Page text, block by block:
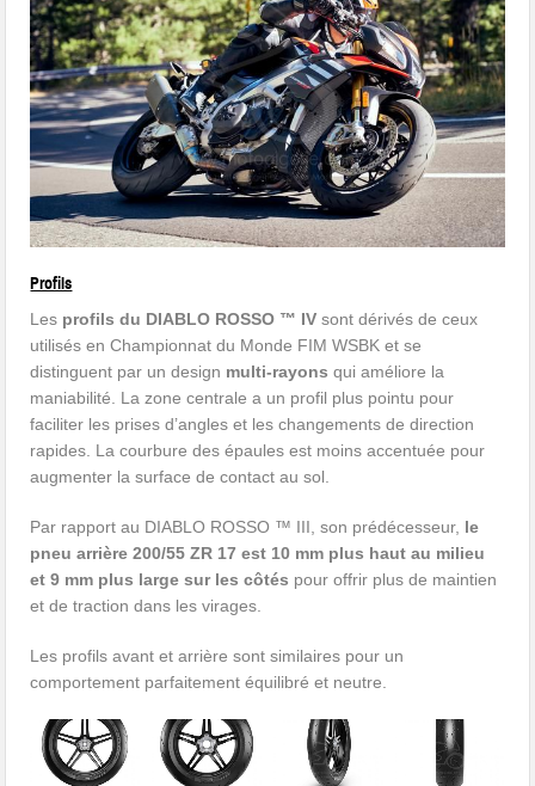
Profils
Les profils du DIABLO ROSSO ™ IV sont dérivés de ceux
utilisés en Championnat du Monde FIM WSBK et se
distinguent par un design multi-rayons qui améliore la
maniabilité. La zone centrale a un profil plus pointu pour
faciliter les prises d’angles et les changements de direction
rapides. La courbure des épaules est moins accentuée pour
augmenter la surface de contact au sol.
Par rapport au DIABLO ROSSO ™ III, son prédécesseur, le
pneu arrière 200/55 ZR 17 est 10 mm plus haut au milieu
et 9 mm plus large sur les côtés pour offrir plus de maintien
et de traction dans les virages.
Les profils avant et arrière sont similaires pour un
comportement parfaitement équilibré et neutre.